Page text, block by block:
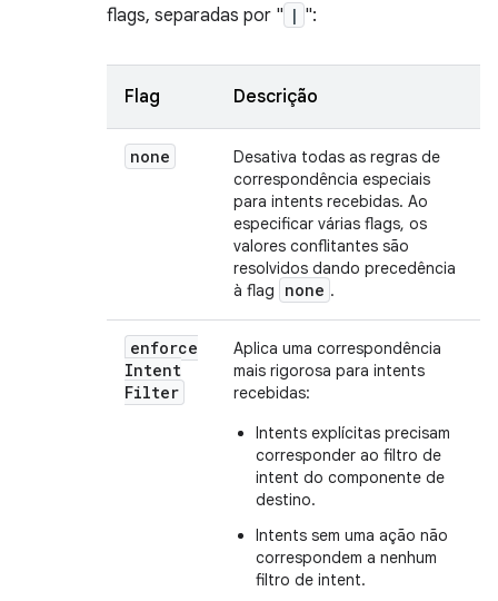
flags, separadas por " | ":
Flag Descrição
none
Desativa todas as regras de
correspondência especiais
para intents recebidas. Ao
especificar várias flags, os
valores conflitantes são
resolvidos dando precedência
à flag
none .
enforce
Intent
Filter
Aplica uma correspondência
mais rigorosa para intents
recebidas:
Intents explícitas precisam
corresponder ao filtro de
intent do componente de
destino.
Intents sem uma ação não
correspondem a nenhum
filtro de intent.